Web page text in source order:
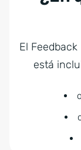
El
está